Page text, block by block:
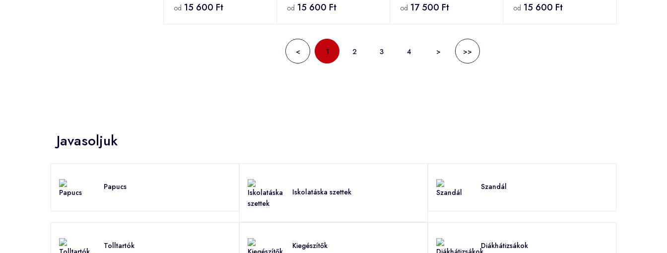
od 15 600 Ft od 15 600 Ft od 17 500 Ft od 15 600 Ft
< 1 2 3 4 > >>
Javasoljuk
Papucs
Iskolatáska szettek
Szandál
Tolltartók Kiegészítők Diákhátizsákok